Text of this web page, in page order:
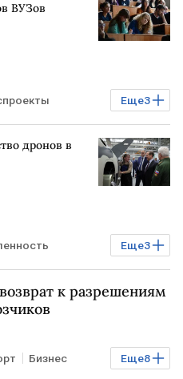
ВУЗов
Еще3
выпускники
дронов в
Еще3
к разрешениям
Еще8
Бизнес